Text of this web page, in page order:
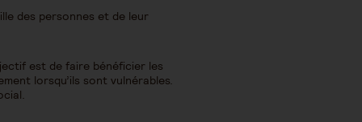
des personnes et de leur
est de faire bénéficier les
lorsqu’ils sont vulnérables.